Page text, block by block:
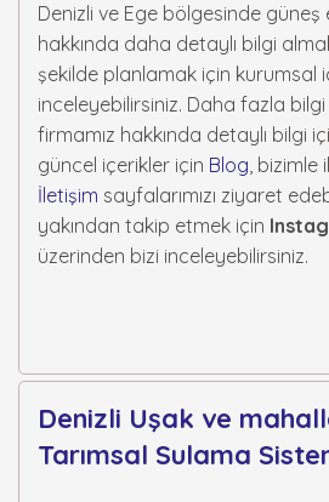
Denizli ve Ege bölgesinde güneş
hakkında daha detaylı bilgi
şekilde planlamak için kurumsal
inceleyebilirsiniz. Daha fazla bilgi
firmamız hakkında detaylı bilgi
güncel içerikler için Blog, bizimle
İletişim sayfalarımızı ziyaret
yakından takip etmek için
üzerinden bizi inceleyebilirsiniz.
Denizli Uşak ve
Tarımsal Sulama